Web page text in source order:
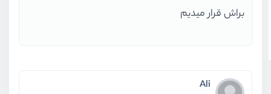
براش قرار میدیم
Ali